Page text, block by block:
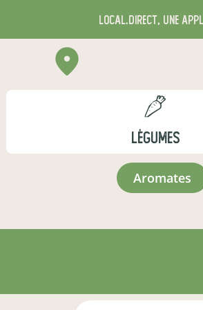
local.direct, une
LÉGUMES
aromates